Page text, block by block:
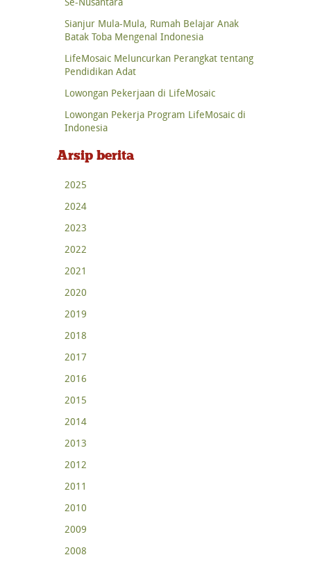
Sianjur Mula-Mula, Rumah Belajar Anak
Batak Toba Mengenal Indonesia
LifeMosaic Meluncurkan Perangkat tentang
Pendidikan Adat
Lowongan Pekerjaan di LifeMosaic
Lowongan Pekerja Program LifeMosaic di
Indonesia
Arsip berita
2025
2024
2023
2022
2021
2020
2019
2018
2017
2016
2015
2014
2013
2012
2011
2010
2009
2008